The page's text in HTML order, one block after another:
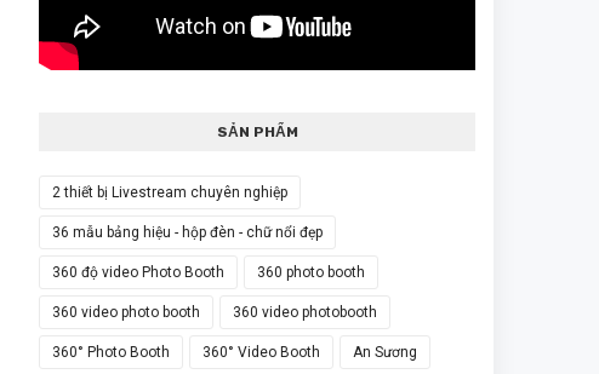
SẢN PHẨM
2 thiết bị Livestream chuyên nghiệp
36 mẫu bảng hiệu - hộp đèn - chữ nổi đẹp
360 độ video Photo Booth 360 photo booth
360 video photo booth 360 video photobooth
360° Photo Booth 360° Video Booth An Sương